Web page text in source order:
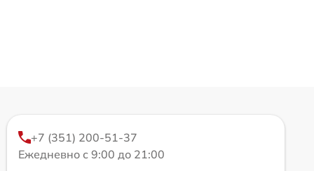
+7 (351) 200-51-37
Ежедневно с 9:00 до 21:00